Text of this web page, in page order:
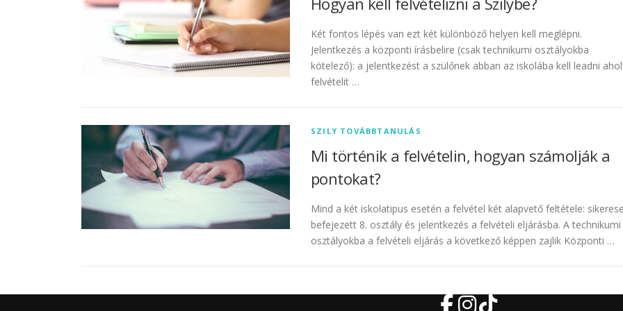
Két fontos lépés van ezt két különböző helyen kell meglépni.
Jelentkezés a központi írásbelire (csak technikumi osztályokba
kötelező): a jelentkezést a szülőnek abban az iskolába kell leadni
felvételit …
SZILY TOVÁBBTANULÁS
Mi történik a felvételin, hogyan számolják a
pontokat?
Mind a két iskolatipus esetén a felvétel két alapvető feltétele:
befejezett 8. osztály és jelentkezés a felvételi eljárásba. A technikumi
osztályokba a felvételi eljárás a következő képpen zajlik Központi …